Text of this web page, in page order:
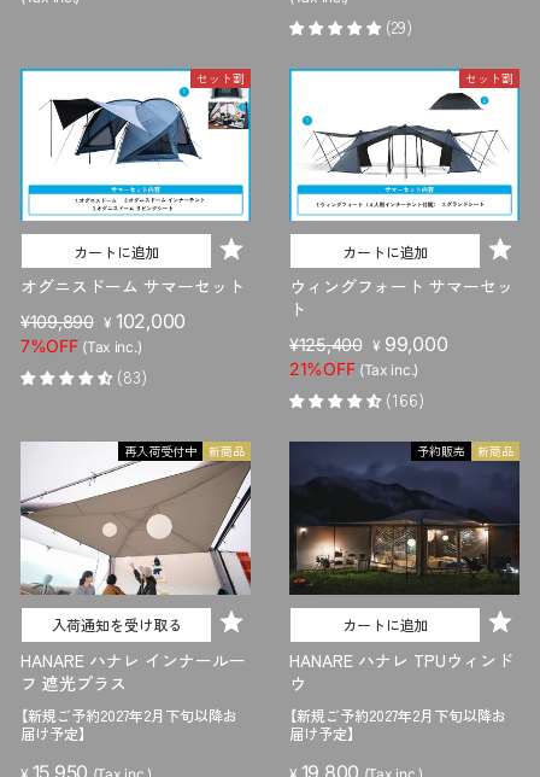
格
価
ル
格
(29)
セット割
カートに追加
オグニスドーム サマーセット
販
売
価
¥109,890 セ
ー
ル
価
¥ 102,000
7%OFF (Tax inc.)
(83)
セット割
カートに追加
ウィングフォート サマーセッ
ト
販
売
価
¥125,400 セ
ー
ル
価
格
¥ 99,000
21%OFF (Tax inc.)
(166)
新商品
再入荷受付中
入荷通知を受け取る
HANARE ハナレ インナールー
フ 遮光プラス
【新規ご予約2027年2月下旬以降お
届け予定】
15,950
新商品
予約販売
カートに追加
HANARE ハナレ TPUウィンド
ウ
【新規ご予約2027年2月下旬以降お
届け予定】
19,800